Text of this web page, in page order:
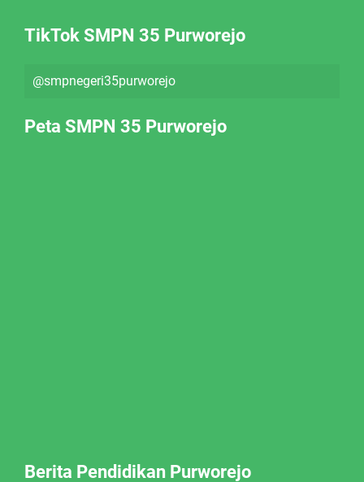
TikTok SMPN 35 Purworejo
@smpnegeri35purworejo
Peta SMPN 35 Purworejo
Berita Pendidikan Purworejo